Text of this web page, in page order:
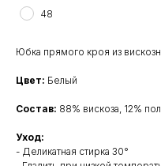
48
Юбка прямого кроя из
Цвет: Белый
Состав: 88% вискоза, 12%
Уход:
- Деликатная стирка 30°